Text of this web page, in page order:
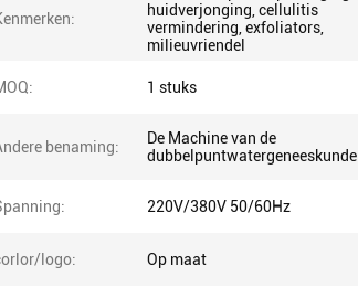
huidverjonging, cellulitis
vermindering, exfoliators,
milieuvriendel
1 stuks
benaming:
De Machine van de
dubbelpuntwatergeneeskunde
220V/380V 50/60Hz
logo: Op maat